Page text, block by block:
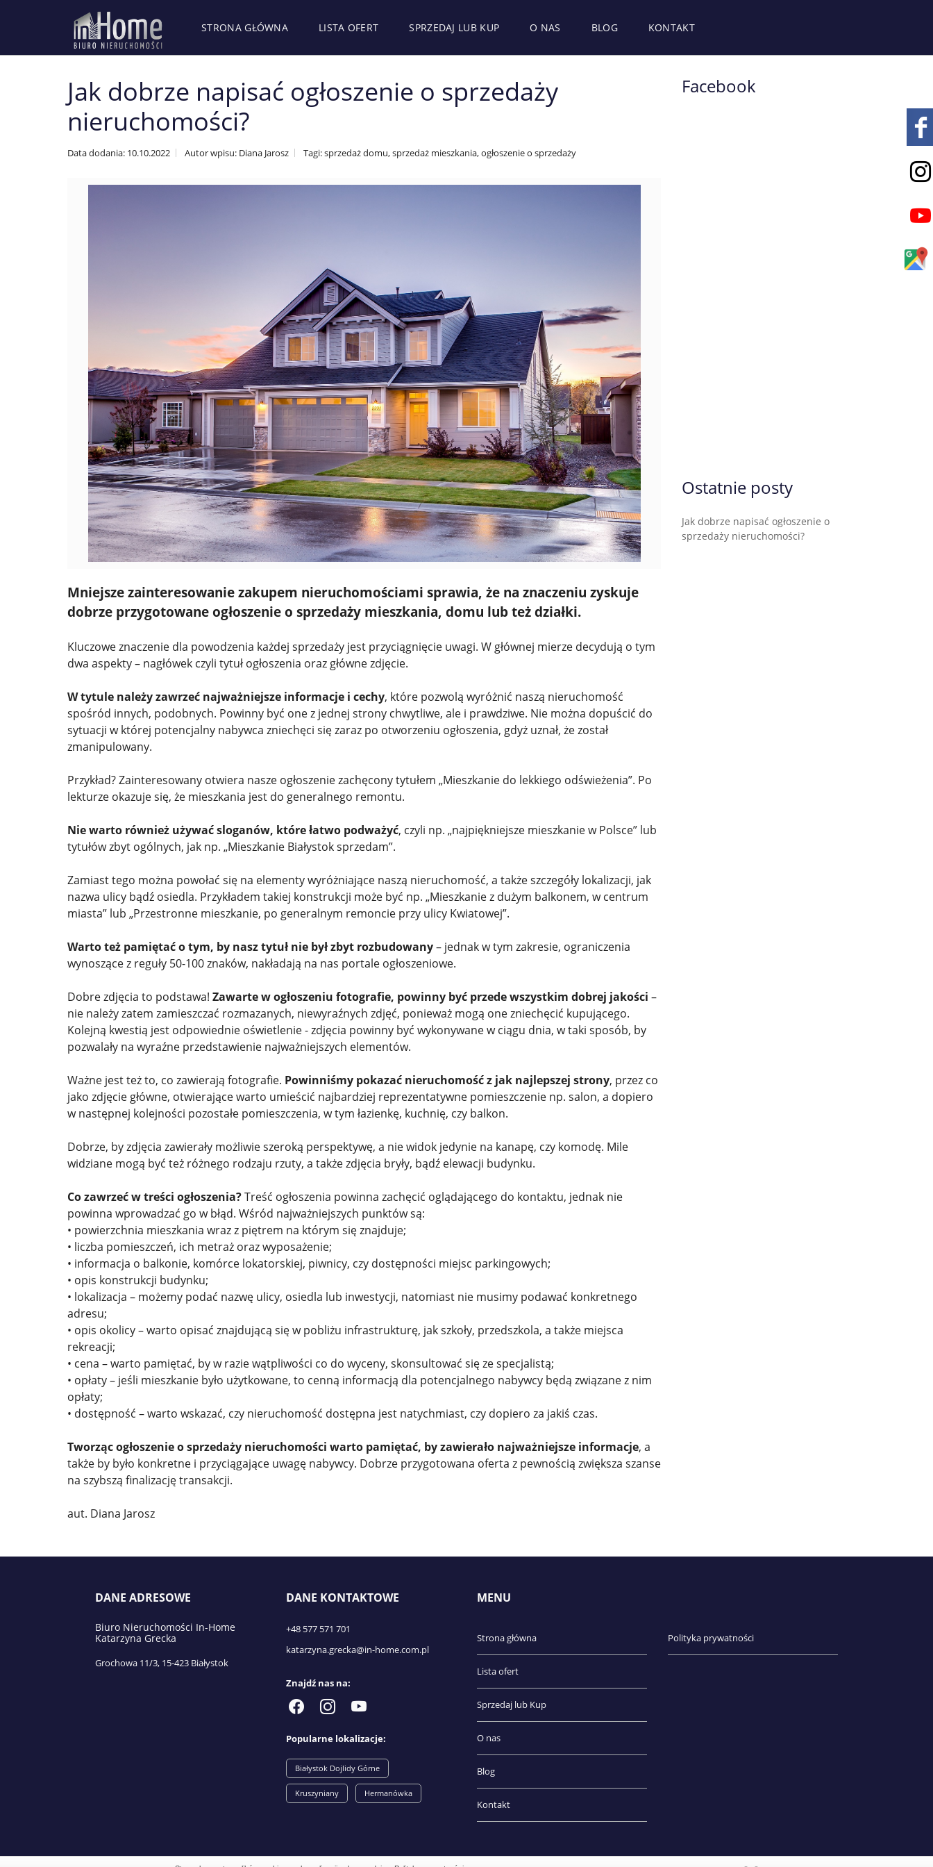
STRONA GŁÓWNA LISTA OFERT SPRZEDAJ LUB KUP O NAS BLOG KONTAKT
Jak dobrze napisać ogłoszenie o sprzedaży
nieruchomości?
Data dodania: 10.10.2022 Autor wpisu: Diana Jarosz Tagi: sprzedaż domu, sprzedaż mieszkania, ogłoszenie o sprzedaży
Mniejsze zainteresowanie zakupem nieruchomościami sprawia, że na znaczeniu zyskuje
dobrze przygotowane ogłoszenie o sprzedaży mieszkania, domu lub też działki.
Kluczowe znaczenie dla powodzenia każdej sprzedaży jest przyciągnięcie uwagi. W głównej mierze decydują o tym
dwa aspekty – nagłówek czyli tytuł ogłoszenia oraz główne zdjęcie.
W tytule należy zawrzeć najważniejsze informacje i cechy, które pozwolą wyróżnić naszą nieruchomość
spośród innych, podobnych. Powinny być one z jednej strony chwytliwe, ale i prawdziwe. Nie można dopuścić do
sytuacji w której potencjalny nabywca zniechęci się zaraz po otworzeniu ogłoszenia, gdyż uznał, że został
zmanipulowany.
Przykład? Zainteresowany otwiera nasze ogłoszenie zachęcony tytułem „Mieszkanie do lekkiego odświeżenia”. Po
lekturze okazuje się, że mieszkania jest do generalnego remontu.
Nie warto również używać sloganów, które łatwo podważyć, czyli np. „najpiękniejsze mieszkanie w Polsce” lub
tytułów zbyt ogólnych, jak np. „Mieszkanie Białystok sprzedam”.
Zamiast tego można powołać się na elementy wyróżniające naszą nieruchomość, a także szczegóły lokalizacji, jak
nazwa ulicy bądź osiedla. Przykładem takiej konstrukcji może być np. „Mieszkanie z dużym balkonem, w centrum
miasta” lub „Przestronne mieszkanie, po generalnym remoncie przy ulicy Kwiatowej”.
Warto też pamiętać o tym, by nasz tytuł nie był zbyt rozbudowany– jednak w tym zakresie, ograniczenia
wynoszące z reguły 50-100 znaków, nakładają na nas portale ogłoszeniowe.
Dobre zdjęcia to podstawa! Zawarte w ogłoszeniu fotografie, powinny być przede wszystkim dobrej jakości –
nie należy zatem zamieszczać rozmazanych, niewyraźnych zdjęć, ponieważ mogą one zniechęcić kupującego.
Kolejną kwestią jest odpowiednie oświetlenie - zdjęcia powinny być wykonywane w ciągu dnia, w taki sposób, by
pozwalały na wyraźne przedstawienie najważniejszych elementów.
Ważne jest też to, co zawierają fotografie. Powinniśmy pokazać nieruchomość z jak najlepszej strony, przez co
jako zdjęcie główne, otwierające warto umieścić najbardziej reprezentatywne pomieszczenie np. salon, a dopiero
w następnej kolejności pozostałe pomieszczenia, w tym łazienkę, kuchnię, czy balkon.
Dobrze, by zdjęcia zawierały możliwie szeroką perspektywę, a nie widok jedynie na kanapę, czy komodę. Mile
widziane mogą być też różnego rodzaju rzuty, a także zdjęcia bryły, bądź elewacji budynku.
Co zawrzeć w treści ogłoszenia?Treść ogłoszenia powinna zachęcić oglądającego do kontaktu, jednak nie
powinna wprowadzać go w błąd. Wśród najważniejszych punktów są:
• powierzchnia mieszkania wraz z piętrem na którym się znajduje;
• liczba pomieszczeń, ich metraż oraz wyposażenie;
• informacja o balkonie, komórce lokatorskiej, piwnicy, czy dostępności miejsc parkingowych;
• opis konstrukcji budynku;
• lokalizacja – możemy podać nazwę ulicy, osiedla lub inwestycji, natomiast nie musimy podawać konkretnego
adresu;
• opis okolicy – warto opisać znajdującą się w pobliżu infrastrukturę, jak szkoły, przedszkola, a także miejsca
rekreacji;
• cena – warto pamiętać, by w razie wątpliwości co do wyceny, skonsultować się ze specjalistą;
• opłaty – jeśli mieszkanie było użytkowane, to cenną informacją dla potencjalnego nabywcy będą związane z nim
opłaty;
• dostępność – warto wskazać, czy nieruchomość dostępna jest natychmiast, czy dopiero za jakiś czas.
Tworząc ogłoszenie o sprzedaży nieruchomości warto pamiętać, by zawierało najważniejsze informacje, a
także by było konkretne i przyciągające uwagę nabywcy. Dobrze przygotowana oferta z pewnością zwiększa szanse
na szybszą finalizację transakcji.
aut. Diana Jarosz
Facebook
Ostatnie posty
Jak dobrze napisać ogłoszenie o
sprzedaży nieruchomości?
DANE ADRESOWE
Biuro Nieruchomości In-Home
Katarzyna Grecka
Grochowa 11/3, 15-423 Białystok
DANE KONTAKTOWE
+48 577 571 701
katarzyna.grecka@in-home.com.pl
Znajdź nas na:
Popularne lokalizacje:
Białystok Dojlidy Górne
Kruszyniany Hermanówka
MENU
Strona główna
Lista ofert
Sprzedaj lub Kup
O nas
Blog
Kontakt
Polityka prywatności